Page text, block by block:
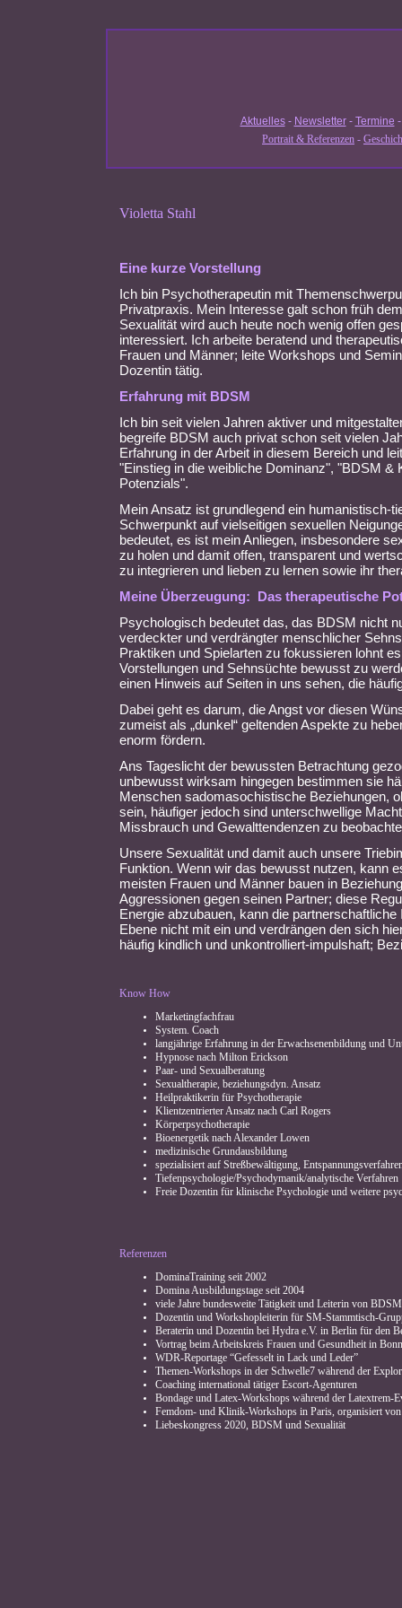
Aktuelles- Newsletter- Termine
Portrait & Referenzen -
Violetta Stahl
Eine kurze Vorstellung
Ich bin Psychotherapeutin mit
Privatpraxis. Mein Interesse galt schon früh
Sexualität wird auch heute noch wenig offen
interessiert. Ich arbeite beratend und
Frauen und Männer; leite Workshops und
Dozentin tätig.
Erfahrung mit BDSM
Ich bin seit vielen Jahren aktiver und
begreife BDSM auch privat schon seit vielen
Erfahrung in der Arbeit in diesem Bereich und
"Einstieg in die weibliche Dominanz", "BDSM &
Potenzials".
Mein Ansatz ist grundlegend ein humanistisch-
Schwerpunkt auf vielseitigen sexuellen
bedeutet, es ist mein Anliegen, insbesondere
zu holen und damit offen, transparent und
zu integrieren und lieben zu lernen sowie ihr
Meine Überzeugung: Das therapeutische
Psychologisch bedeutet das, das BDSM nicht
verdeckter und verdrängter menschlicher
Praktiken und Spielarten zu fokussieren lohnt
Vorstellungen und Sehnsüchte bewusst zu
einen Hinweis auf Seiten in uns sehen, die
Dabei geht es darum, die Angst vor diesen
zumeist als „dunkel“ geltenden Aspekte zu
enorm fördern.
Ans Tageslicht der bewussten Betrachtung
unbewusst wirksam hingegen bestimmen sie
Menschen sadomasochistische Beziehungen,
sein, häufiger jedoch sind unterschwellige
Missbrauch und Gewalttendenzen zu
Unsere Sexualität und damit auch unsere
Funktion. Wenn wir das bewusst nutzen, kann
meisten Frauen und Männer bauen in
Aggressionen gegen seinen Partner; diese
Energie abzubauen, kann die
Ebene nicht mit ein und verdrängen den sich
häufig kindlich und unkontrolliert-impulshaft;
Know How
Marketingfachfrau
System. Coach
langjährige Erfahrung in der Erwachsenenbildung und
Hypnose nach Milton Erickson
Paar- und Sexualberatung
Sexualtherapie, beziehungsdyn. Ansatz
Heilpraktikerin für Psychotherapie
Klientzentrierter Ansatz nach Carl Rogers
Körperpsychotherapie
Bioenergetik nach Alexander Lowen
medizinische Grundausbildung
spezialisiert auf Streßbewältigung,
Tiefenpsychologie/Psychodymanik/analytische Verfahren
Freie Dozentin für klinische Psychologie und weitere
Referenzen
DominaTraining seit 2002
Domina Ausbildungstage seit 2004
viele Jahre bundesweite Tätigkeit und Leiterin von
Dozentin und Workshopleiterin für SM-Stammtisch-
Beraterin und Dozentin bei Hydra e.V. in Berlin für den
Vortrag beim Arbeitskreis Frauen und Gesundheit in
WDR-Reportage “Gefesselt in Lack und Leder”
Themen-Workshops in der Schwelle7 während der
Coaching international tätiger Escort-Agenturen
Bondage und Latex-Workshops während der Latextrem-
Femdom- und Klinik-Workshops in Paris, organisiert
Liebeskongress 2020, BDSM und Sexualität